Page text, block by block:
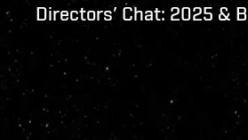
Directors’ Chat: 2025 &